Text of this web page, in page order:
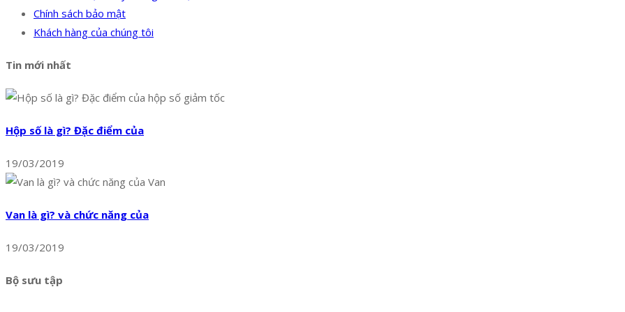
Chính sách bảo mật
Khách hàng của chúng tôi
Tin mới nhất
Hộp số là gì? Đặc điểm của
19/03/2019
Van là gì? và chức năng của
19/03/2019
Bộ sưu tập